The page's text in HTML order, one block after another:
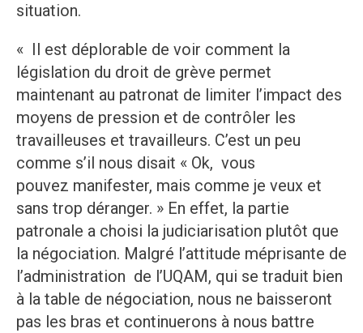
situation.
« Il est déplorable de voir comment la
législation du droit de grève permet
maintenant au patronat de limiter l’impact des
moyens de pression et de contrôler les
travailleuses et travailleurs. C’est un peu
comme s’il nous disait « Ok, vous
pouvez manifester, mais comme je veux et
sans trop déranger. » En effet, la partie
patronale a choisi la judiciarisation plutôt que
la négociation. Malgré l’attitude méprisante de
l’administration de l’UQAM, qui se traduit bien
à la table de négociation, nous ne baisseront
pas les bras et continuerons à nous battre